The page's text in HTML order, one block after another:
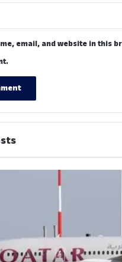
email, and website in this